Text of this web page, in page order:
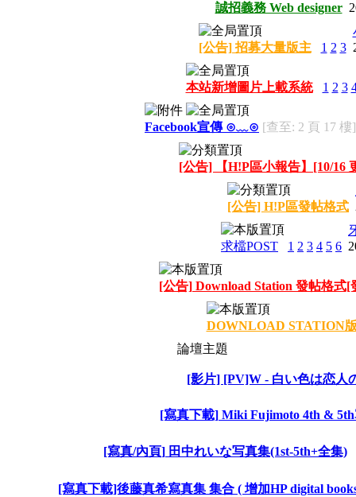
誠招義務 Web designer
[公告] 招募大量版主 1 2 3
本站新增圖片上載系統 1 2 3
Facebook宣傳 ⊙﹏⊙ [查至: 2 頁 17 樓]
[公告] 【H!P區小報告】[10/16
[公告] H!P區發帖格式
求檔POST 1 2 3 4 5 6
[公告] Download Station 發帖格式[
DOWNLOAD STATION
論壇主題
[影片] [PV]W - 白い色は恋人
[寫真下載] Miki Fujimoto 4th &
[寫真/內頁] 田中れいな写真集(1st-5th+全集)
[寫真下載]後藤真希寫真集 集合 ( 增加HP digital